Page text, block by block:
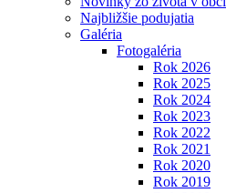
Najbližšie podujatia
Galéria
Fotogaléria
Rok 2026
Rok 2025
Rok 2024
Rok 2023
Rok 2022
Rok 2021
Rok 2020
Rok 2019